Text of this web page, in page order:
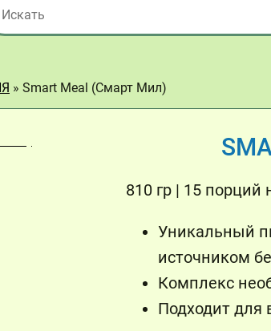
» Smart Meal (Смарт Мил)
810 гр | 15 порций
Уникальный
источником
Комплекс
Подходит для